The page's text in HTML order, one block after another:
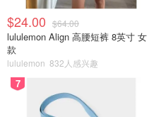
$24.00 $64.00
lululemon Align 高腰短裤 8英寸 女
款
lululemon 832人感兴趣
7